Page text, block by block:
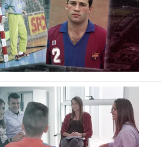
badge